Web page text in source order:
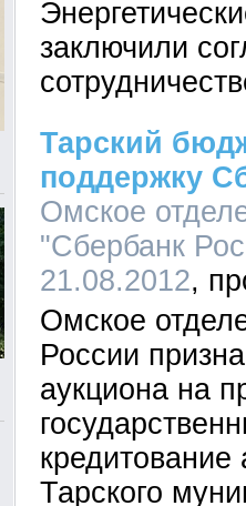
заключили
Тарский
поддержку
Омское
"Сбербанк
21.08.2012
Омское
России
аукциона на
Тарского